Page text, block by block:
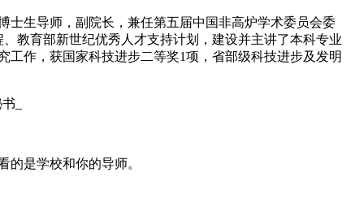
士生导师，副院长，兼任第五届中国非高炉学术委员会委
教育部新世纪优秀人才支持计划，建设并主讲了本科专业
作，获国家科技进步二等奖1项，省部级科技进步及发明
是学校和你的导师。